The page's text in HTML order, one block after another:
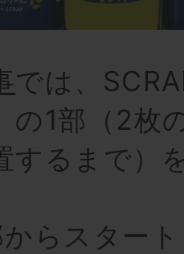
では、
の1部（2枚
するまで）
らスター